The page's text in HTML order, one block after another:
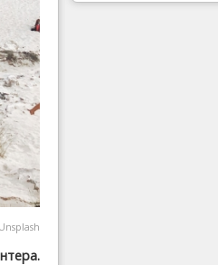
Unsplash